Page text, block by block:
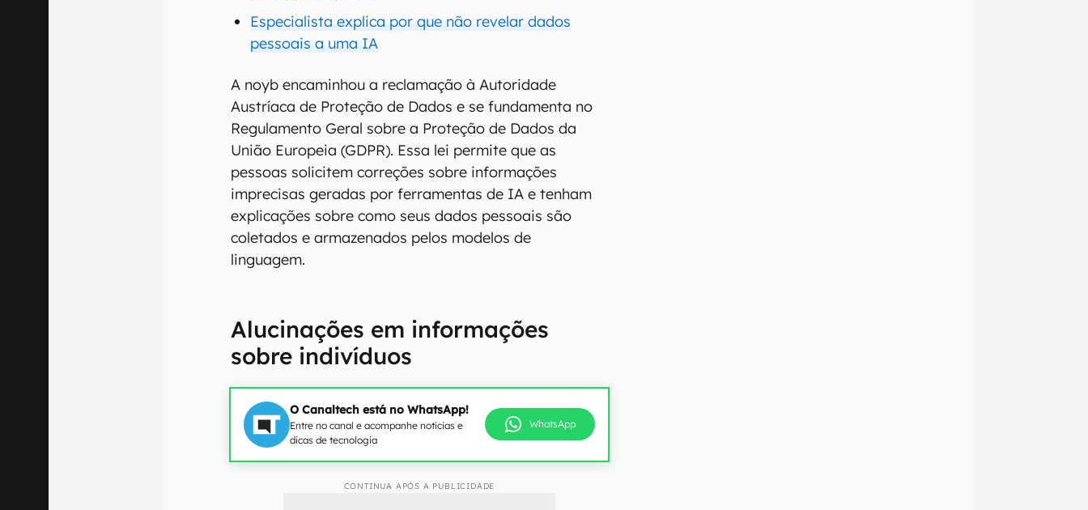
Especialista explica por que não revelar dados
pessoais a uma IA
A noyb encaminhou a reclamação à Autoridade
Austríaca de Proteção de Dados e se fundamenta no
Regulamento Geral sobre a Proteção de Dados da
União Europeia (GDPR). Essa lei permite que as
pessoas solicitem correções sobre informações
imprecisas geradas por ferramentas de IA e tenham
explicações sobre como seus dados pessoais são
coletados e armazenados pelos modelos de
linguagem.
Alucinações em informações
sobre indivíduos
O Canaltech está no WhatsApp!
Entre no canal e acompanhe notícias e
dicas de tecnologia
WhatsApp
CONTINUA APÓS A PUBLICIDADE